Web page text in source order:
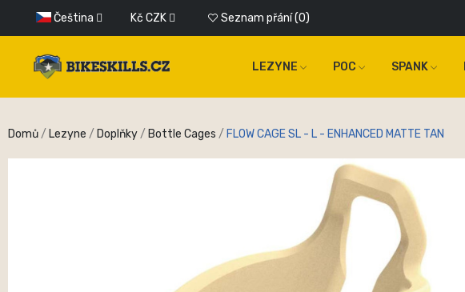
Čeština Kč CZK Seznam přání 0
LEZYNE POC SPANK
Domů Lezyne Doplňky Bottle Cages FLOW CAGE SL - L - ENHANCED MATTE TAN